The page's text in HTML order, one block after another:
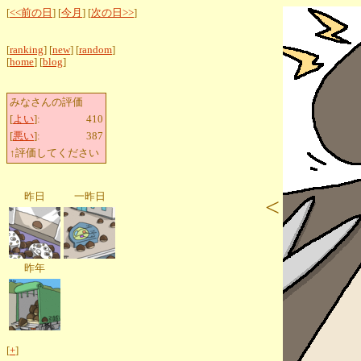
[<<前の日 ] [今月 ] [次の日>>]
[ranking] [new] [random]
[home] [blog]
みなさんの評価
[よい]:
410
[悪い]:
387
↑評価してください
昨日 一昨日
昨年
[+]
<